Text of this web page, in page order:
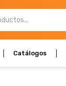
Catálogos